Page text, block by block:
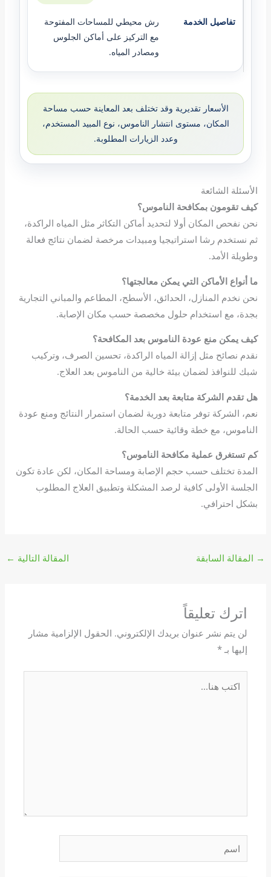
رش محيطي للمساحات المفتوحة
مع التركيز على أماكن الجلوس
ومصادر المياه.
الأسعار تقديرية وقد تختلف بعد المعاينة حسب مساحة
المكان، مستوى انتشار الناموس، نوع المبيد المستخدم،
وعدد الزيارات المطلوبة.
الأسئلة الشائعة
كيف تقومون بمكافحة الناموس؟
نحن نفحص المكان أولا لتحديد أماكن التكاثر مثل المياه الراكدة،
ثم نستخدم رشا استراتيجيا ومبيدات مرخصة لضمان نتائج فعالة
وطويلة الأمد.
ما أنواع الأماكن التي يمكن معالجتها؟
نحن نخدم المنازل، الحدائق، الأسطح، المطاعم والمباني التجارية
بجدة، مع استخدام حلول مخصصة حسب مكان الإصابة.
كيف يمكن منع عودة الناموس بعد المكافحة؟
نقدم نصائح مثل إزالة المياه الراكدة، تحسين الصرف، وتركيب
شبك للنوافذ لضمان بيئة خالية من الناموس بعد العلاج.
هل تقدم الشركة متابعة بعد الخدمة؟
نعم، الشركة توفر متابعة دورية لضمان استمرار النتائج ومنع عودة
الناموس، مع خطة وقائية حسب الحالة.
كم تستغرق عملية مكافحة الناموس؟
المدة تختلف حسب حجم الإصابة ومساحة المكان، لكن عادة تكون
الجلسة الأولى كافية لرصد المشكلة وتطبيق العلاج المطلوب
بشكل احترافي.
→ المقالة السابقة المقالة التالية ←
اترك تعليقاً
لن يتم نشر عنوان بريدك الإلكتروني. الحقول الإلزامية مشار
إليها بـ*
اسم